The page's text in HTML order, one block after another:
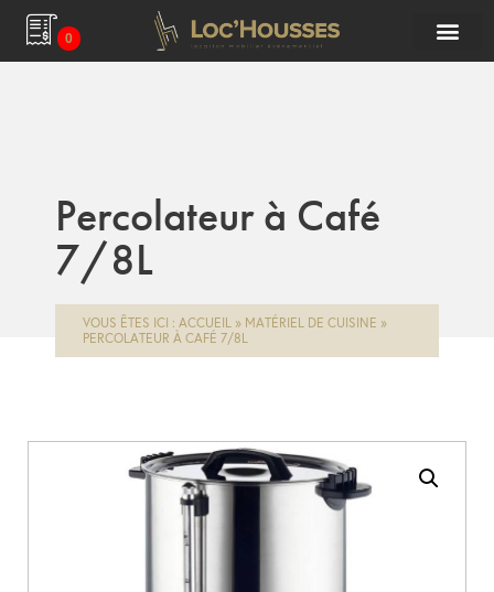
0
Percolateur à Café
7/8L
VOUS ÊTES ICI : ACCUEIL » MATÉRIEL DE CUISINE »
PERCOLATEUR À CAFÉ 7/8L